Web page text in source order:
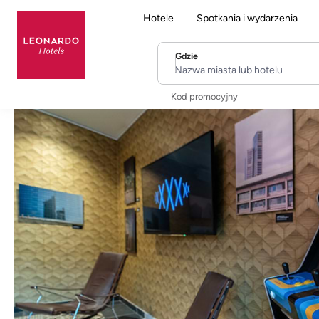
Hotele Spotkania i wydarzenia
Gdzie
Nazwa miasta lub hotelu
Kod promocyjny